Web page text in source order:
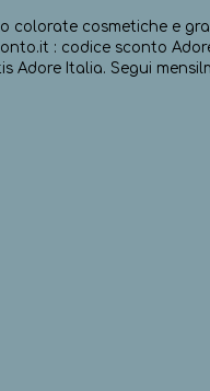
colorate cosmetiche e
: codice sconto
Adore Italia. Segui